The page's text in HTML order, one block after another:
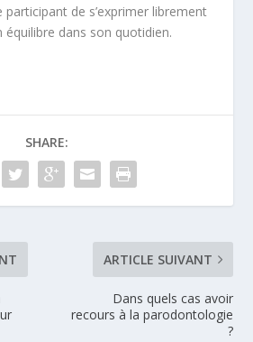
de s’exprimer librement
dans son quotidien.
SHARE:
ARTICLE SUIVANT
Dans quels cas avoir
recours à la parodontologie
?